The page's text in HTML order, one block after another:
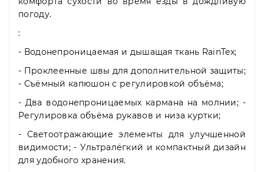
погоду.
:
- Водонепроницаемая и дышащая ткань RainTex;
- Проклеенные швы для дополнительной защиты;
- Съёмный капюшон с регулировкой объёма;
- Два водонепроницаемых кармана на молнии; -
Регулировка объёма рукавов и низа куртки;
- Светоотражающие элементы для улучшенной
видимости; - Ультралёгкий и компактный дизайн
для удобного хранения.